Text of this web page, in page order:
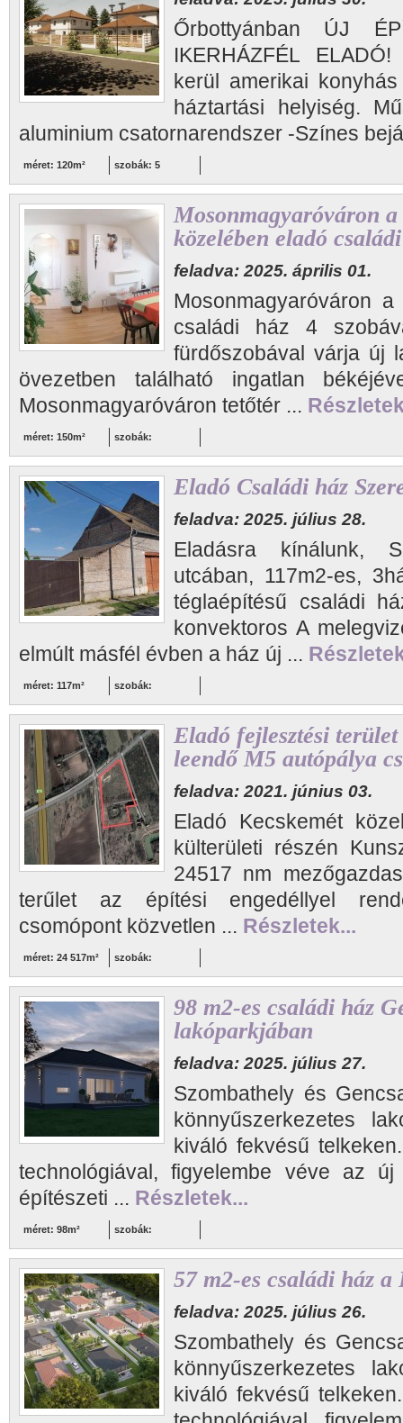
Őrbottyánban ÚJ
IKERHÁZFÉL
kerül amerikai
háztartási helyiség.
aluminium csatornarendszer -Színes
méret: 120m² szobák: 5
Mosonmagyaróváron
közelében eladó
feladva: 2025. április 01.
Mosonmagyaróváron
családi ház 4
fürdőszobával várja új
övezetben található ingatlan
Mosonmagyaróváron tetőtér ...
méret: 150m² szobák:
Eladó Családi ház
feladva: 2025. július 28.
Eladásra kínálunk,
utcában, 117m2-es,
téglaépítésű családi
konvektoros A
elmúlt másfél évben a ház új ...
méret: 117m² szobák:
Eladó fejlesztési
leendő M5 autópálya
feladva: 2021. június 03.
Eladó Kecskemét
külterületi részén
24517 nm
terűlet az építési engedéllyel
csomópont közvetlen ... Részletek...
méret: 24 517m² szobák:
98 m2-es családi ház
lakóparkjában
feladva: 2025. július 27.
Szombathely és
könnyűszerkezetes
kiváló fekvésű
technológiával, figyelembe véve az
építészeti ... Részletek...
méret: 98m² szobák:
57 m2-es családi ház
feladva: 2025. július 26.
Szombathely és
könnyűszerkezetes
kiváló fekvésű